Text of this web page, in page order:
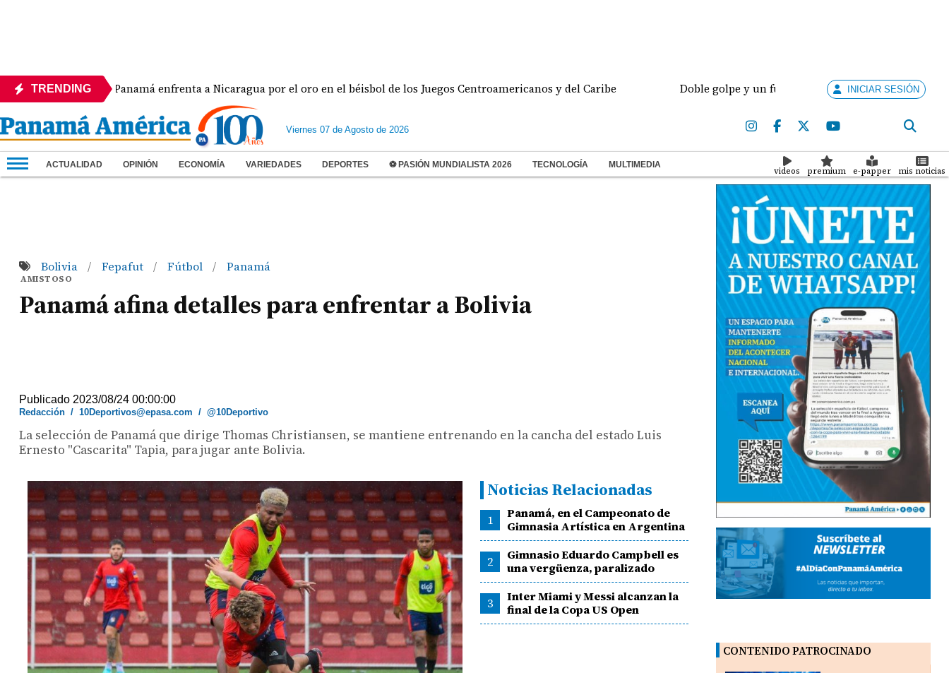
TRENDINGPanamá enfrenta a Nicaragua por el oro en el béisbol de los Juegos Centroamericanos y del Caribe Doble golpe y un futuro por revisar Meduca
INICIAR SESIÓN
Viernes 07 de Agosto de 2026
ACTUALIDAD OPINIÓN ECONOMÍA VARIEDADES DEPORTES ⚽ PASIÓN MUNDIALISTA 2026 TECNOLOGÍA MULTIMEDIA
videos premium e-papper mis noticias
Bolivia / Fepafut / Fútbol / Panamá
AMISTOSO
Panamá afina detalles para enfrentar a Bolivia
Publicado 2023/08/24 00:00:00
Redacción /10Deportivos@epasa.com /@10Deportivo
La selección de Panamá que dirige Thomas Christiansen, se mantiene entrenando en la cancha del estado Luis
Ernesto "Cascarita" Tapia, para jugar ante Bolivia.
Noticias Relacionadas
1
Panamá, en el Campeonato de
Gimnasia Artística en Argentina
2
Gimnasio Eduardo Campbell es
una vergüenza, paralizado
3
Inter Miami y Messi alcanzan la
final de la Copa US Open
CONTENIDO PATROCINADO